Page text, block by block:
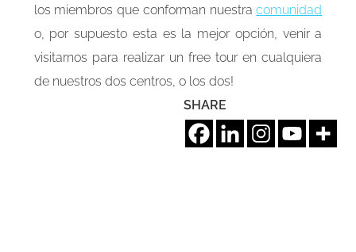
los miembros que conforman nuestracomunidad
o, por supuesto esta es la mejor opción, venir a
visitarnos para realizar un free tour en cualquiera
de nuestros dos centros, o los dos!
SHARE